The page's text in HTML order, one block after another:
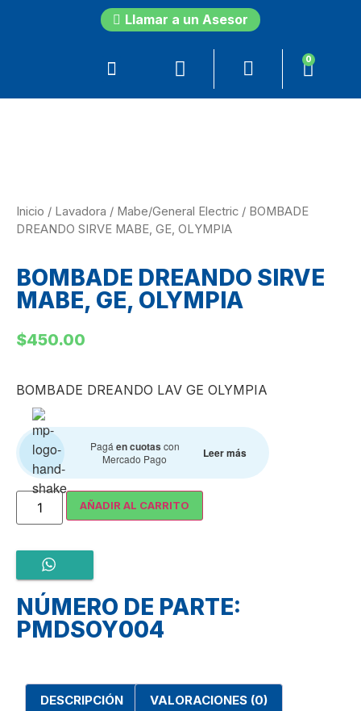
Llamar a un Asesor
0
Inicio / Lavadora / Mabe/General Electric / BOMBADE
DREANDO SIRVE MABE, GE, OLYMPIA
BOMBADE DREANDO SIRVE
MABE, GE, OLYMPIA
$450.00
BOMBADE DREANDO LAV GE OLYMPIA
Pagáen cuotas con
Mercado Pago
Leer más
AÑADIR AL CARRITO
NÚMERO DE PARTE:
PMDSOY004
DESCRIPCIÓN VALORACIONES (0)